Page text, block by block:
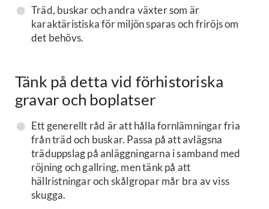
Träd, buskar och andra växter som är
karaktäristiska för miljön sparas och friröjs om
det behövs.
Tänk på detta vid förhistoriska
gravar och boplatser
Ett generellt råd är att hålla fornlämningar fria
från träd och buskar. Passa på att avlägsna
träduppslag på anläggningarna i samband med
röjning och gallring, men tänk på att
hällristningar och skålgropar mår bra av viss
skugga.